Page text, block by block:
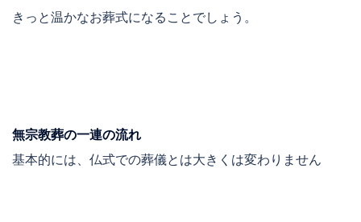
きっと温かなお葬式になることでしょう。
無宗教葬の一連の流れ
基本的には、仏式での葬儀とは大きくは変わりません